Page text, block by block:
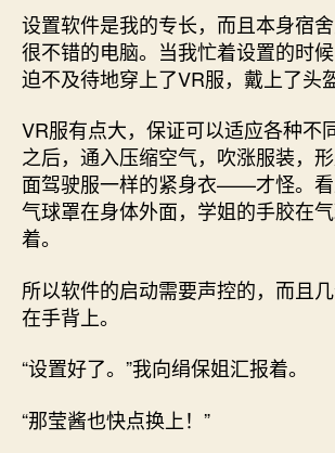
设置软件是我的专长，而且本身宿
很不错的电脑。当我忙着设置的时
迫不及待地穿上了VR服，戴上了头
VR服有点大，保证可以适应各种不
之后，通入压缩空气，吹涨服装，
面驾驶服一样的紧身衣——才怪。
气球罩在身体外面，学姐的手胶在
着。
所以软件的启动需要声控的，而且
在手背上。
“设置好了。”我向绢保姐汇报着。
“那莹酱也快点换上！”